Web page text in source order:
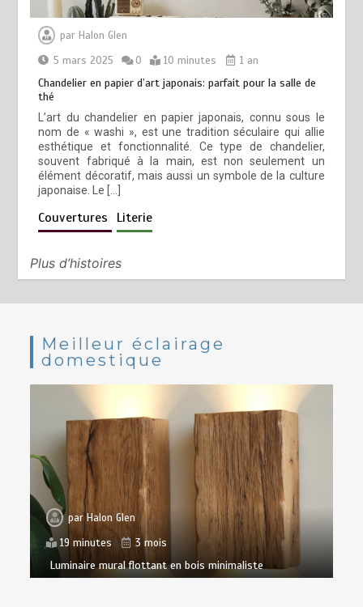
par Halon Glen
5 mars 2025
0 10 minutes 1 an
Chandelier en papier d’art japonais: parfait pour la salle de
thé
L’art du chandelier en papier japonais, connu sous le
nom de « washi », est une tradition séculaire qui allie
esthétique et fonctionnalité. Ce type de chandelier,
souvent fabriqué à la main, est non seulement un
élément décoratif, mais aussi un symbole de la culture
japonaise. Le […]
Couvertures Literie
Plus d’histoires
Meilleur éclairage
domestique
parHalon Glen
19 minutes
3 mois
Luminaire mural flottant en bois minimaliste